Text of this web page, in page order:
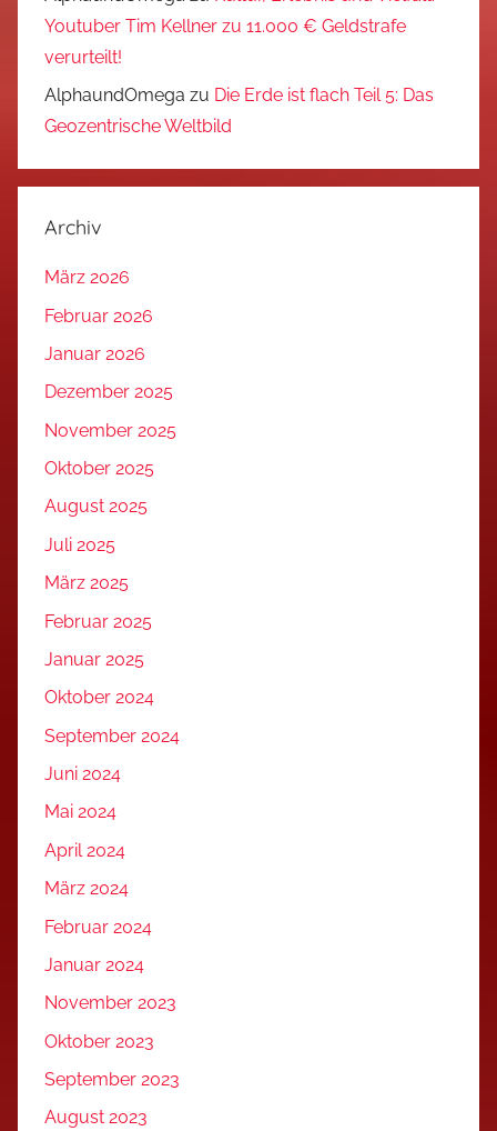
Youtuber Tim Kellner zu 11.000 € Geldstrafe
verurteilt!
AlphaundOmega zu Die Erde ist flach Teil 5: Das
Geozentrische Weltbild
Archiv
März 2026
Februar 2026
Januar 2026
Dezember 2025
November 2025
Oktober 2025
August 2025
Juli 2025
März 2025
Februar 2025
Januar 2025
Oktober 2024
September 2024
Juni 2024
Mai 2024
April 2024
März 2024
Februar 2024
Januar 2024
November 2023
Oktober 2023
September 2023
August 2023